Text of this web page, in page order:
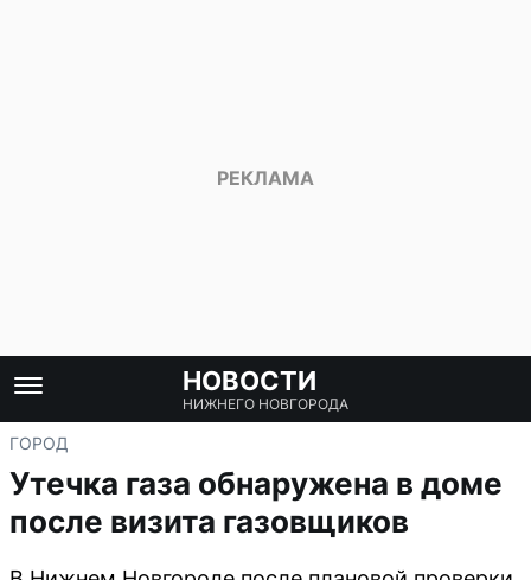
НОВОСТИ
НИЖНЕГО НОВГОРОДА
ГОРОД
Утечка газа обнаружена в доме
после визита газовщиков